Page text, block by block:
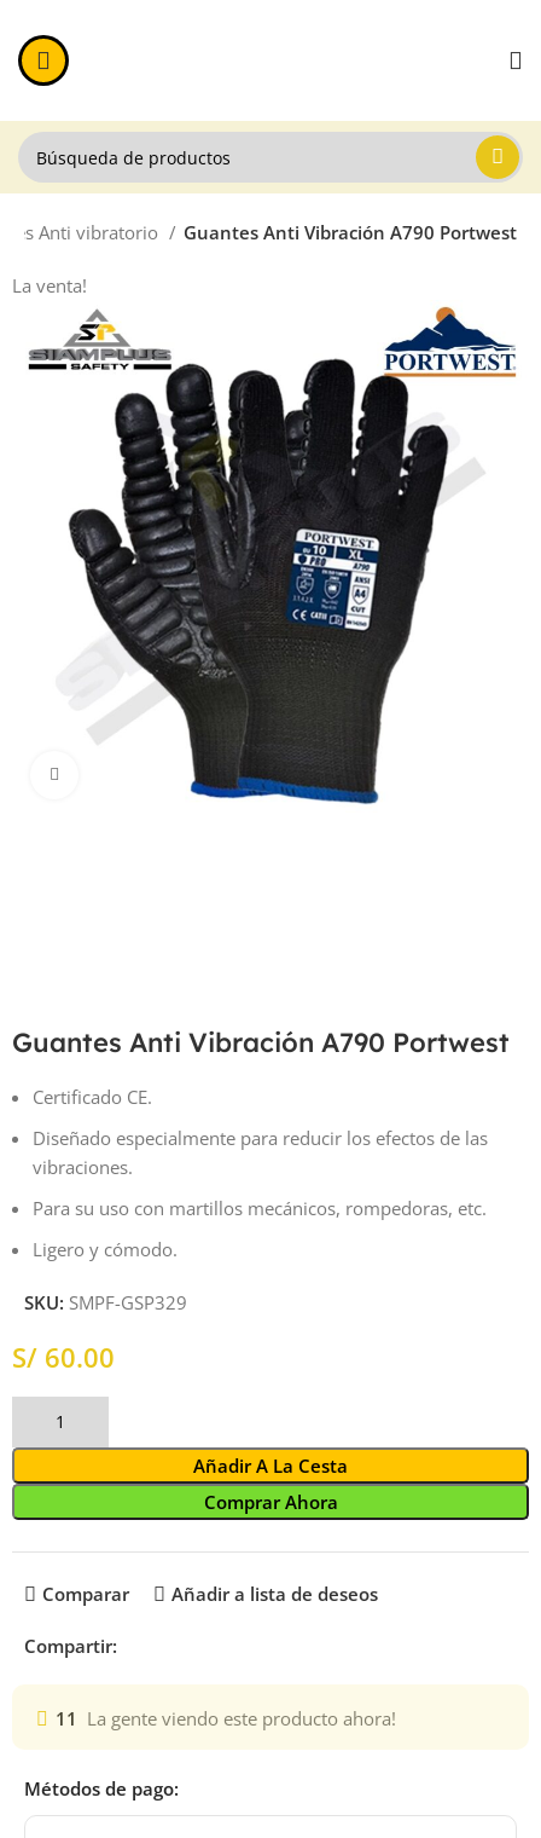
Anti vibratorio Guantes Anti Vibración A790 Portwest
La venta!
Haga Click para agrandar
Guantes Anti Vibración A790 Portwest
Certificado CE.
Diseñado especialmente para reducir los efectos de las
vibraciones.
Para su uso con martillos mecánicos, rompedoras, etc.
Ligero y cómodo.
SKU: SMPF-GSP329
S/
Añadir A La Cesta
Comprar Ahora
Comparar Añadir a lista de deseos
Compartir:
11 La gente viendo este producto ahora!
Métodos de pago: